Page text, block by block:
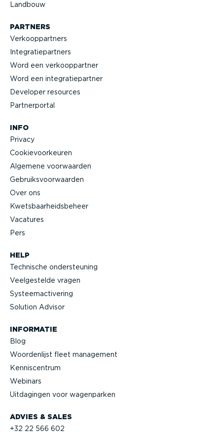
Landbouw
ADVIES & SALES
+32 22 566 602
HELP
Technische onder­steuning
Veelge­stelde vragen
Systeem­ac­ti­vering
Solution Advisor
INFORMATIE
Blog
Woorden­lijst fleet management
Kennis­centrum
Webinars
Uitdagingen voor wagenparken
PARTNERS
Verkoop­partners
Integra­tie­partners
Word een verkoop­partner
Word een integra­tie­partner
Developer resources
Partner­portal
INFO
Privacy
Cookie­voor­keuren
Algemene voorwaarden
Gebruiks­voor­waarden
Over ons
Kwets­baar­heids­beheer
Vacatures
Pers